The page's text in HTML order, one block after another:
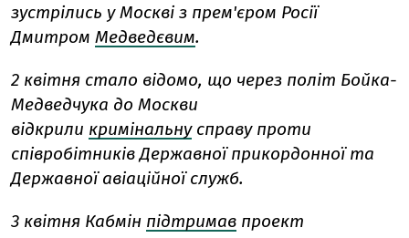
зустрілись у Москві з прем'єром Росії
Дмитром Медведєвим.
2 квітня стало відомо, що через політ Бойка-
Медведчука до Москви
відкрили кримінальнусправу проти
співробітників Державної прикордонної та
Державної авіаційної служб.
3 квітня Кабмін підтримав проект